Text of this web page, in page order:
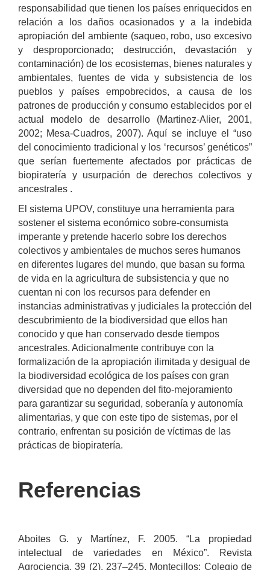
responsabilidad que tienen los países enriquecidos en
relación a los daños ocasionados y a la indebida
apropiación del ambiente (saqueo, robo, uso excesivo
y desproporcionado; destrucción, devastación y
contaminación) de los ecosistemas, bienes naturales y
ambientales, fuentes de vida y subsistencia de los
pueblos y países empobrecidos, a causa de los
patrones de producción y consumo establecidos por el
actual modelo de desarrollo (Martinez-Alier, 2001,
2002; Mesa-Cuadros, 2007). Aquí se incluye el “uso
del conocimiento tradicional y los ‘recursos’ genéticos”
que serían fuertemente afectados por prácticas de
biopiratería y usurpación de derechos colectivos y
ancestrales .
El sistema UPOV, constituye una herramienta para
sostener el sistema económico sobre-consumista
imperante y pretende hacerlo sobre los derechos
colectivos y ambientales de muchos seres humanos
en diferentes lugares del mundo, que basan su forma
de vida en la agricultura de subsistencia y que no
cuentan ni con los recursos para defender en
instancias administrativas y judiciales la protección del
descubrimiento de la biodiversidad que ellos han
conocido y que han conservado desde tiempos
ancestrales. Adicionalmente contribuye con la
formalización de la apropiación ilimitada y desigual de
la biodiversidad ecológica de los países con gran
diversidad que no dependen del fito-mejoramiento
para garantizar su seguridad, soberanía y autonomía
alimentarias, y que con este tipo de sistemas, por el
contrario, enfrentan su posición de víctimas de las
prácticas de biopiratería.
Referencias
Aboites G. y Martínez, F. 2005. “La propiedad
intelectual de variedades en México”. Revista
Agrociencia. 39 (2). 237–245. Montecillos: Colegio de